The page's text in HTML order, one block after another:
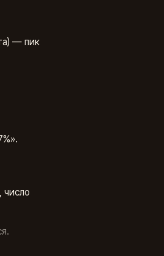
— пик
число